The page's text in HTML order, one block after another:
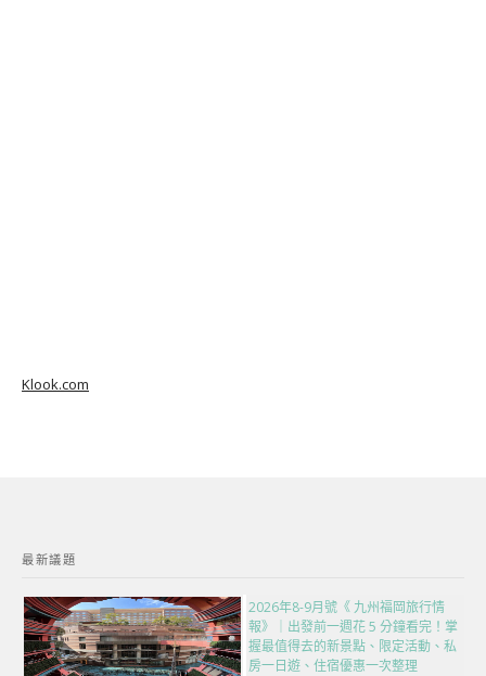
Klook.com
最新議題
2026年8-9月號《 九州福岡旅行情
報》｜出發前一週花 5 分鐘看完！掌
握最值得去的新景點、限定活動、私
房一日遊、住宿優惠一次整理